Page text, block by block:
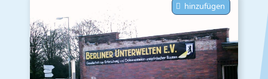
hinzufügen